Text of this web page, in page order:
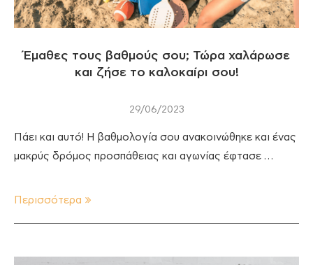
Έμαθες τους βαθμούς σου; Τώρα χαλάρωσε
και ζήσε το καλοκαίρι σου!
29/06/2023
Πάει και αυτό! Η βαθμολογία σου ανακοινώθηκε και ένας
μακρύς δρόμος προσπάθειας και αγωνίας έφτασε …
Περισσότερα